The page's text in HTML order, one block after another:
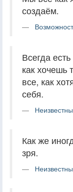
создаём.
Всегда
как хочешь
все, как
себя.
Как же
зря.